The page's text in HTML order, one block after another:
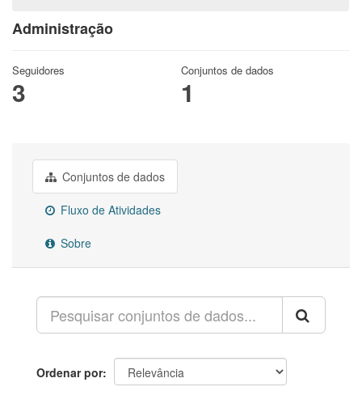
Administração
Seguidores
3
Conjuntos de dados
1
Conjuntos de dados
Fluxo de Atividades
Sobre
Ordenar por